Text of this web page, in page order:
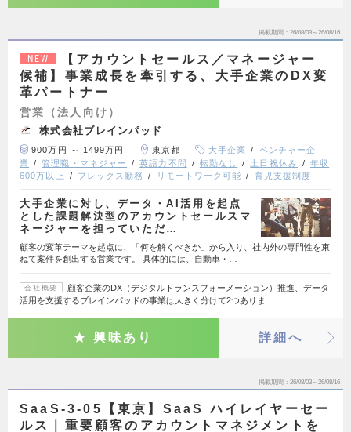
掲載期間 26/08/03～26/08/16
NEW
【アカウントセールス／マネージャー
候補】事業成長を牽引する、大手企業のDX変
革パートナー
営業（法人向け）
株式会社ブレインパッド
900万円 ～ 1499万円 東京都 大手企業
ベンチャー企
業
管理職・マネジャー 英語力不問 転勤なし 土日祝休み
年収
600万以上
フレックス勤務 リモートワーク可能 育児支援制度
大手企業に対し、データ・AI活用を起点
とした課題解決型のアカウントセールスマ
ネージャーを担っていただ…
顧客の変革テーマを起点に、「何を解くべきか」から入り、社内外の専門性を束
ねて案件を創出する営業です。 具体的には、自動車・…
会社概要
顧客企業のDX（デジタルトランスフォーメーション）推進、データ
活用を支援するブレインパッドの事業は大きく分けて2つありま…
興味あり 詳細へ
掲載期間 26/08/03～26/08/16
SaaS-3-05【東京】SaaS ハイレイヤーセー
ルス｜重要顧客のアカウントマネジメントを